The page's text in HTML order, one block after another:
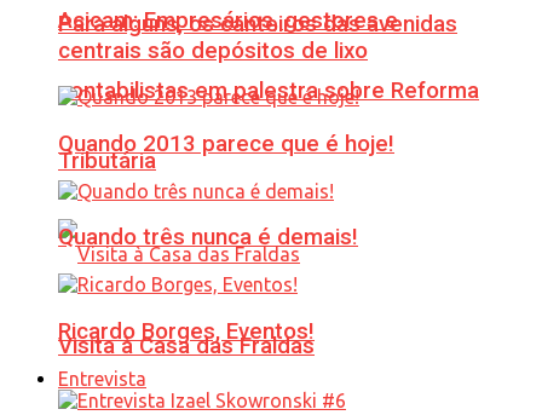
Acicam: Empresários, gestores e
contabilistas em palestra sobre Reforma
Tributária
Visita à Casa das Fraldas
Para alguns, os canteiros das avenidas
centrais são depósitos de lixo
Quando 2013 parece que é hoje!
Quando três nunca é demais!
Ricardo Borges, Eventos!
Entrevista